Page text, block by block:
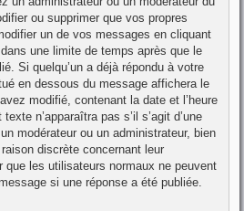
ou supprimer que vos propres
un de vos messages en cliquant
une limite de temps après que le
Si quelqu’un a déjà répondu à votre
en dessous du message affichera le
modifié, contenant la date et l’heure
n’apparaîtra pas s’il s’agit d’une
modérateur ou un administrateur, bien
discrète concernant leur
que les utilisateurs normaux ne peuvent
si une réponse a été publiée.